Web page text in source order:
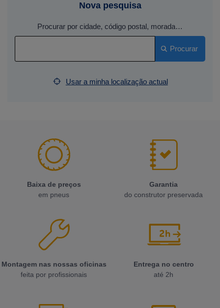
Nova pesquisa
Procurar por cidade, código postal, morada…
Procurar
Usar a minha localização actual
Baixa de preços
em pneus
Garantia
do construtor preservada
Montagem nas nossas oficinas
feita por profissionais
Entrega no centro
até 2h